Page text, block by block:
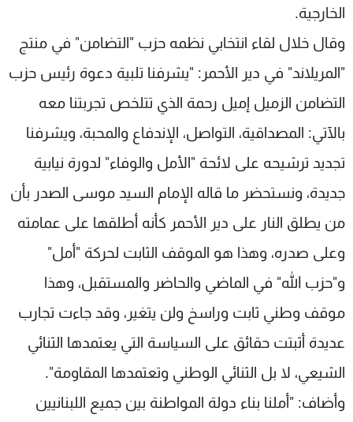
الخارجية.
وقال خلال لقاء انتخابي نظمه حزب "التضامن" في منتج
"المريلاند" في دير الأحمر: "يشرفنا تلبية دعوة رئيس حزب
التضامن الزميل إميل رحمة الذي تتلخص تجربتنا معه
بالآتي: المصداقية، التواصل، الإندفاع والمحبة، ويشرفنا
تجديد ترشيحه على لائحة "الأمل والوفاء" لدورة نيابية
جديدة، ونستحضر ما قاله الإمام السيد موسى الصدر بأن
من يطلق النار على دير الأحمر كأنه أطلقها على عمامته
وعلى صدره، وهذا هو الموقف الثابت لحركة "أمل"
و"حزب الله" في الماضي والحاضر والمستقبل، وهذا
موقف وطني ثابت وراسخ ولن يتغير، وقد جاءت تجارب
عديدة أثبتت حقائق على السياسة التي يعتمدها الثنائي
الشيعي، لا بل الثنائي الوطني وتعتمدها المقاومة".
وأضاف: "أملنا بناء دولة المواطنة بين جميع اللبنانيين
الإنـتـاج
لاعلاناتكم
سياسة الخصوصية